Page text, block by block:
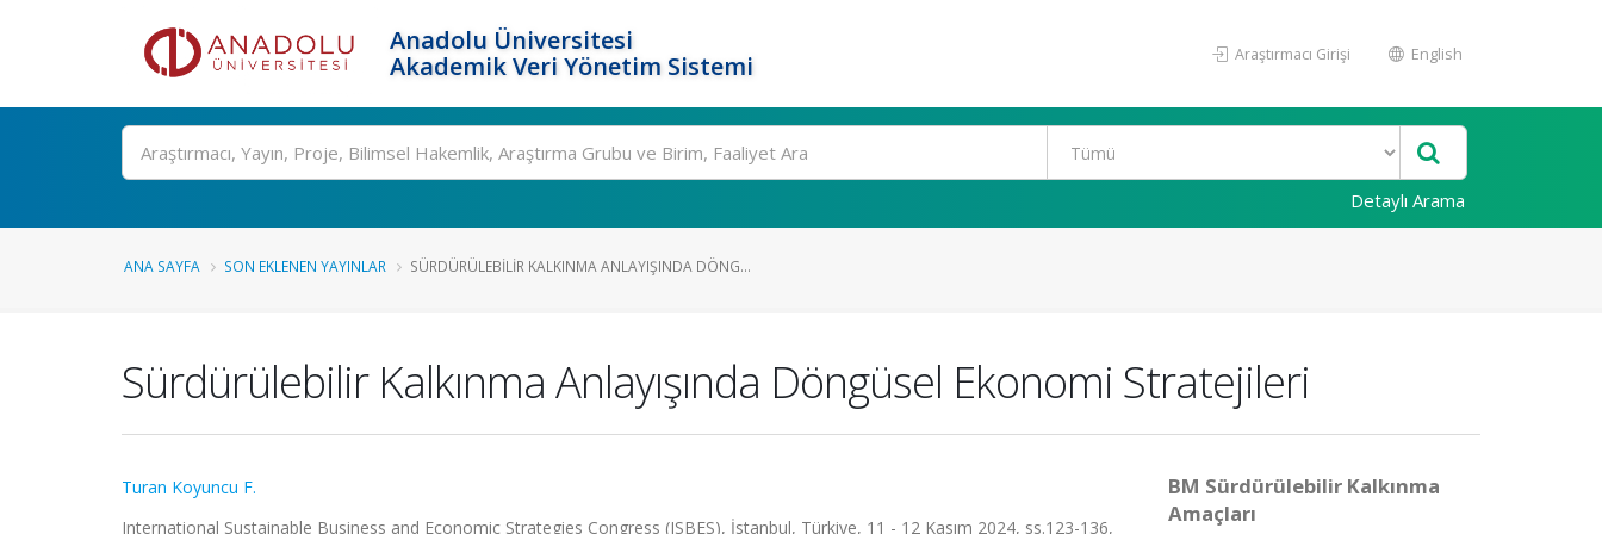
Anadolu Üniversitesi
Akademik Veri Yönetim Sistemi
Araştırmacı Girişi English
Ara
Detaylı Arama
ANA SAYFA SON EKLENEN YAYINLAR SÜRDÜRÜLEBILIR KALKINMA ANLAYIŞINDA DÖNG...
Sürdürülebilir Kalkınma Anlayışında Döngüsel Ekonomi Stratejileri
Turan Koyuncu F.
International Sustainable Business and Economic Strategies Congress (ISBES), İstanbul, Türkiye, 11 - 12 Kasım 2024, ss.123-136,
BM Sürdürülebilir Kalkınma
Amaçları